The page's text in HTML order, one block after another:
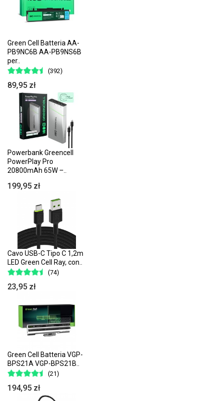
Green Cell Batteria AA-
PB9NC6B AA-PB9NS6B
per..
(392)
89,95 zł
Powerbank Greencell
PowerPlay Pro
20800mAh 65W –..
199,95 zł
Cavo USB-C Tipo C 1,2m
LED Green Cell Ray, con..
(74)
23,95 zł
Green Cell Batteria VGP-
BPS21A VGP-BPS21B..
(21)
194,95 zł